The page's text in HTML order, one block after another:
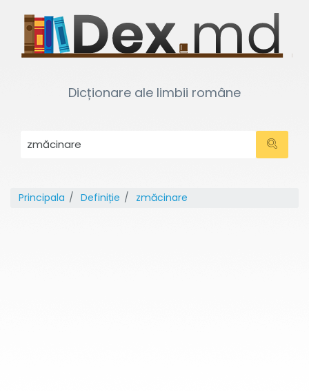
Dicționare ale limbii române
Principala Definiție zmăcinare